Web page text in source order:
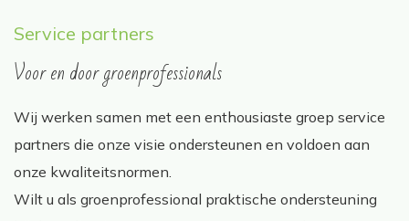
Service partners
Voor en door groenprofessionals
Wij werken samen met een enthousiaste groep service
partners die onze visie ondersteunen en voldoen aan
onze kwaliteitsnormen.
Wilt u als groenprofessional praktische ondersteuning